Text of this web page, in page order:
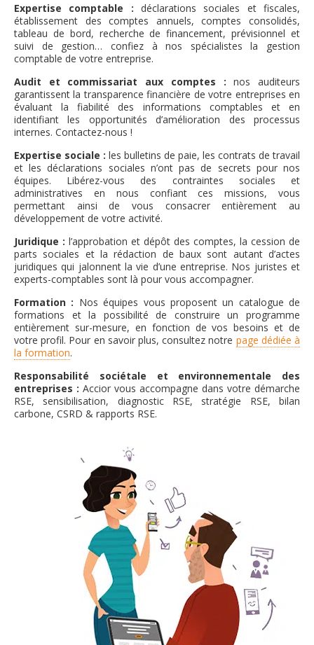
Expertise comptable : déclarations sociales et fiscales,
établissement des comptes annuels, comptes consolidés,
tableau de bord, recherche de financement, prévisionnel et
suivi de gestion… confiez à nos spécialistes la gestion
comptable de votre entreprise.
Audit et commissariat aux comptes : nos auditeurs
garantissent la transparence financière de votre entreprises en
évaluant la fiabilité des informations comptables et en
identifiant les opportunités d’amélioration des processus
internes. Contactez-nous !
Expertise sociale : les bulletins de paie, les contrats de travail
et les déclarations sociales n’ont pas de secrets pour nos
équipes. Libérez-vous des contraintes sociales et
administratives en nous confiant ces missions, vous
permettant ainsi de vous consacrer entièrement au
développement de votre activité.
Juridique : l’approbation et dépôt des comptes, la cession de
parts sociales et la rédaction de baux sont autant d’actes
juridiques qui jalonnent la vie d’une entreprise. Nos juristes et
experts-comptables sont là pour vous accompagner.
Formation : Nos équipes vous proposent un catalogue de
formations et la possibilité de construire un programme
entièrement sur-mesure, en fonction de vos besoins et de
votre profil. Pour en savoir plus, consultez notre page dédiée à
la formation.
Responsabilité sociétale et environnementale des
entreprises : Accior vous accompagne dans votre démarche
RSE, sensibilisation, diagnostic RSE, stratégie RSE, bilan
carbone, CSRD & rapports RSE.